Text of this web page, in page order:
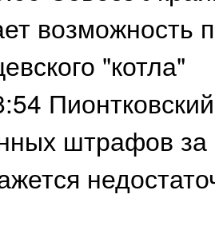
возможность
"котла"
штрафов за